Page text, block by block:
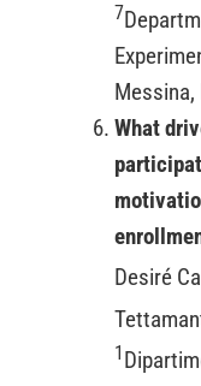
7
What
Desiré
1